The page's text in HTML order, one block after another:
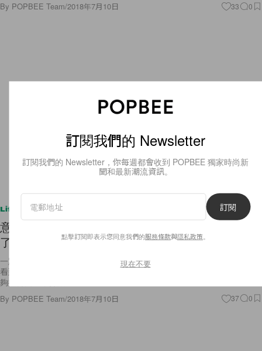
By POPBEE Team/2018年7月10日 33 0
Lifestyle
意外爆出《Avengers 4》的全名，Marvel 團隊都患
了劇透病吧？
一眾 Marvel 的粉絲對《Avengers 4》的期待絕對可以在追蹤劇透新聞中
看到，早前才報導過就連 Marvel 的總裁也劇透指《蟻俠》中早已藏了能
夠扭轉局勢，打敗 Thanos
By POPBEE Team/2018年7月10日 37 0
訂閱我們的 Newsletter
訂閱我們的 Newsletter，你每週都會收到 POPBEE 獨家時尚新
聞和最新潮流資訊。
訂閱
點擊訂閱即表示您同意我們的服務條款與隱私政策
現在不要